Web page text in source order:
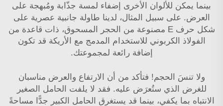
بينما يمكن للألوان الأخرى إضفاء لمسة جذّابة ومُبهجة على
العرض. على سبيل المثال، لدينا طاولة جانبية عصرية على
شكل حرف E مصنوعة من الحجر المسحوق، ذات قاعدة من
الفولاذ الكربوني للاستخدام المدمج مع الأريكة قد تكون
إضافة رائعة لمجموعتك.
ولا تنسَ الحجم! فتأكد من أن الارتفاع والعرض مناسبان
للغرض الذي ستُعرَض عليه. فقد لا يلفت الحامل الصغير
الانتباه بما يكفي، بينما قد يستغرق الحامل الكبير جدًّا مساحةً